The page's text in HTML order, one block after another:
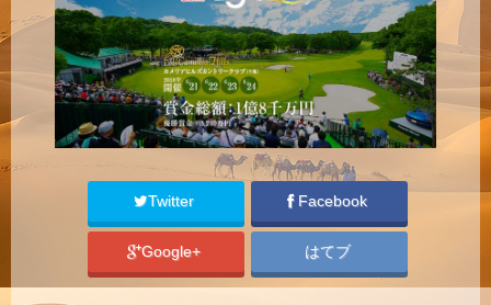
Twitter Facebook
Google+ はてブ